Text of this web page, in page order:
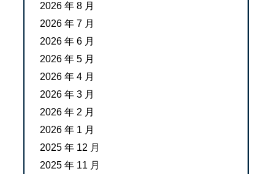
2026 年 8 月
2026 年 7 月
2026 年 6 月
2026 年 5 月
2026 年 4 月
2026 年 3 月
2026 年 2 月
2026 年 1 月
2025 年 12 月
2025 年 11 月